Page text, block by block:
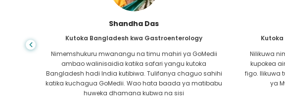
Shandha Das
Kutoka Bangladesh kwa Gastroenterology
Nimemshukuru mwanangu na timu mahiri ya GoMedii
ambao walinisaidia katika safari yangu kutoka
Bangladesh hadi India kutibiwa. Tulifanya chaguo sahihi
katika kuchagua GoMedii. Wao hata baada ya matibabu
huweka dhamana kubwa na sisi
Nilikuwa
kupokea
figo. Ilikuwa
ya